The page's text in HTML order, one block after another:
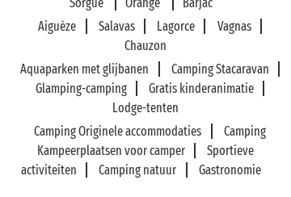
Aiguèze
Salavas Lagorce
Vagnas
Chauzon
Aquaparken met glijbanen
Camping Stacaravan
Glamping-camping
Gratis kinderanimatie
Lodge-tenten
Camping Originele accommodaties
Camping
Kampeerplaatsen voor camper
Sportieve
activiteiten
Camping natuur Gastronomie